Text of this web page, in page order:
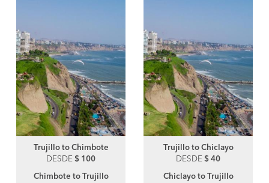
Trujillo to Chimbote
DESDE $ 100
Chimbote to Trujillo
Trujillo to Chiclayo
DESDE $ 40
Chiclayo to Trujillo